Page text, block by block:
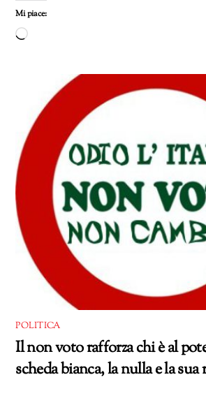
Mi piace:
Caricamento
POLITICA
Il non voto rafforza chi è al
scheda bianca, la nulla e la